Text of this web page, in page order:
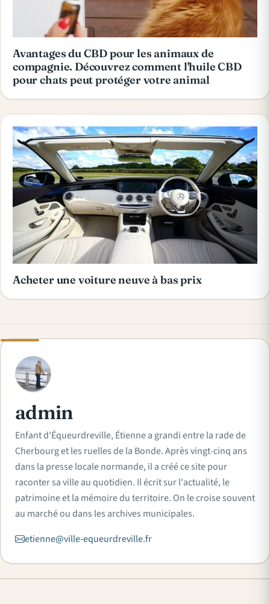
Avantages du CBD pour les animaux de
compagnie. Découvrez comment l'huile CBD
pour chats peut protéger votre animal
Acheter une voiture neuve à bas prix
A
admin
Enfant d'Équeurdreville, Étienne a grandi entre la rade de
Cherbourg et les ruelles de la Bonde. Après vingt-cinq ans
dans la presse locale normande, il a créé ce site pour
raconter sa ville au quotidien. Il écrit sur l'actualité, le
patrimoine et la mémoire du territoire. On le croise souvent
au marché ou dans les archives municipales.
etienne@ville-equeurdreville.fr